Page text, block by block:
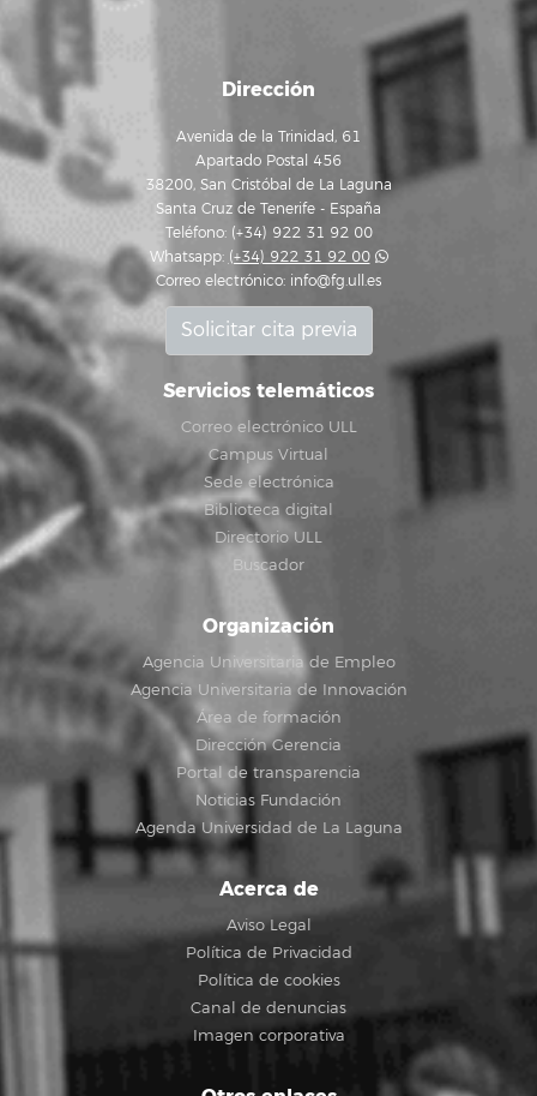
Dirección
Avenida de la Trinidad, 61
Apartado Postal 456
38200, San Cristóbal de La Laguna
Santa Cruz de Tenerife - España
Teléfono: (+34) 922 31 92 00
Whatsapp: (+34) 922 31 92 00
Correo electrónico: info@fg.ull.es
Solicitar cita previa
Servicios telemáticos
Correo electrónico ULL
Campus Virtual
Sede electrónica
Biblioteca digital
Directorio ULL
Buscador
Organización
Agencia Universitaria de Empleo
Agencia Universitaria de Innovación
Área de formación
Dirección Gerencia
Portal de transparencia
Noticias Fundación
Agenda Universidad de La Laguna
Acerca de
Aviso Legal
Política de Privacidad
Política de cookies
Canal de denuncias
Imagen corporativa